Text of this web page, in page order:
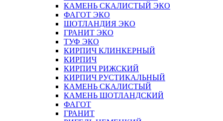
КАМЕНЬ СКАЛИСТЫЙ ЭКО
ФАГОТ ЭКО
ШОТЛАНДИЯ ЭКО
ГРАНИТ ЭКО
ТУФ ЭКО
КИРПИЧ КЛИНКЕРНЫЙ
КИРПИЧ
КИРПИЧ РИЖСКИЙ
КИРПИЧ РУСТИКАЛЬНЫЙ
КАМЕНЬ СКАЛИСТЫЙ
КАМЕНЬ ШОТЛАНДСКИЙ
ФАГОТ
ГРАНИТ